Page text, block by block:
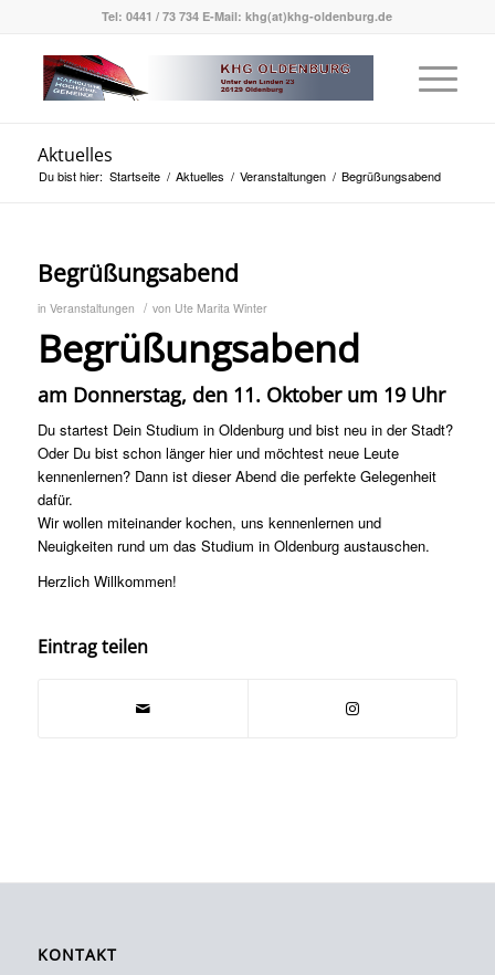
Tel: 0441 / 73 734 E-Mail: khg(at)khg-oldenburg.de
Aktuelles
Du bist hier: Startseite / Aktuelles / Veranstaltungen / Begrüßungsabend
Begrüßungsabend
in Veranstaltungen / von Ute Marita Winter
Begrüßungsabend
am Donnerstag, den 11. Oktober um 19 Uhr
Du startest Dein Studium in Oldenburg und bist neu in der Stadt?
Oder Du bist schon länger hier und möchtest neue Leute
kennenlernen? Dann ist dieser Abend die perfekte Gelegenheit
dafür.
Wir wollen miteinander kochen, uns kennenlernen und
Neuigkeiten rund um das Studium in Oldenburg austauschen.
Herzlich Willkommen!
Eintrag teilen
KONTAKT